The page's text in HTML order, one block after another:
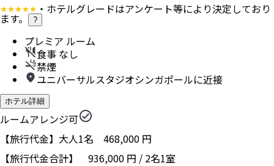
・ホテルグレードはアンケート等により決定しており
ます。 ?
プレミア ルーム
食事 なし
禁煙
ユニバーサルスタジオシンガポールに近接
ホテル詳細
ルームアレンジ可
【旅行代金】大人1名 468,000 円
【旅行代金合計】 936,000 円 / 2名1室